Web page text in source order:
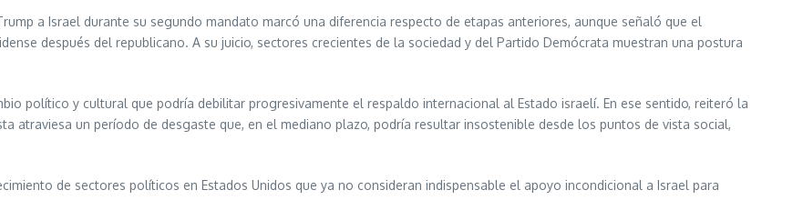
a Israel durante su segundo mandato marcó una diferencia respecto de etapas anteriores, aunque señaló que el
después del republicano. A su juicio, sectores crecientes de la sociedad y del Partido Demócrata muestran una postura
político y cultural que podría debilitar progresivamente el respaldo internacional al Estado israelí. En ese sentido, reiteró la
atraviesa un período de desgaste que, en el mediano plazo, podría resultar insostenible desde los puntos de vista social,
de sectores políticos en Estados Unidos que ya no consideran indispensable el apoyo incondicional a Israel para